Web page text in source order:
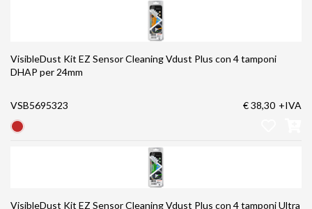
VisibleDust Kit EZ Sensor Cleaning Vdust Plus con 4 tamponi
DHAP per 24mm
VSB5695323 € 38,30 +IVA
VisibleDust Kit EZ Sensor Cleaning Vdust Plus con 4 tamponi Ultra